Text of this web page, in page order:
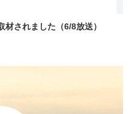
されました（6/8放送）